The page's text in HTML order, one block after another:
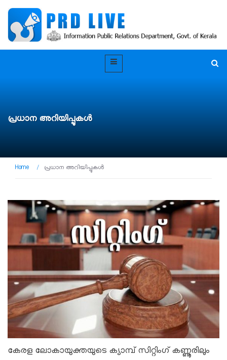
പ്രധാന അറിയിപ്പുകൾ
Home / പ്രധാന അറിയിപ്പുകൾ
കേരള ലോകായുക്തയുടെ ക്യാമ്പ് സിറ്റിംഗ് കണ്ണൂരിലും